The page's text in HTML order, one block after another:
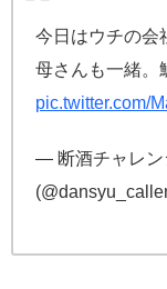
今日はウチの会
母さんも一緒。
pic.twitter.com/
— 断酒チャレン